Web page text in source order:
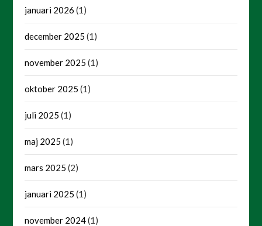
januari 2026 (1)
december 2025 (1)
november 2025 (1)
oktober 2025 (1)
juli 2025 (1)
maj 2025 (1)
mars 2025 (2)
januari 2025 (1)
november 2024(1)